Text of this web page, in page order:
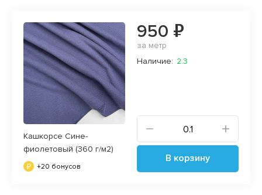
Кашкорсе Сине-
фиолетовый (360 г/м2)
+20 бонусов
950 ₽
за метр
Наличие: 2.3
В корзину